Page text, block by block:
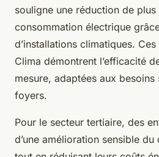
souligne une réduction de
consommation électrique
d’installations climatiques.
Clima démontrent l’efficacité
mesure, adaptées aux
foyers.
Pour le secteur tertiaire, des
d’une amélioration sensible